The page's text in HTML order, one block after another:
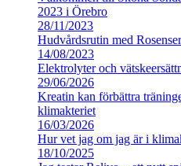
2023 i Örebro
28/11/2023
Hudvårdsrutin med
14/08/2023
Elektrolyter och
29/06/2026
Kreatin kan förbättra
klimakteriet
16/03/2026
Hur vet jag om jag är i
18/10/2025